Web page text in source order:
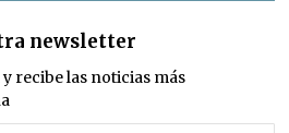
newsletter
recibe las noticias más